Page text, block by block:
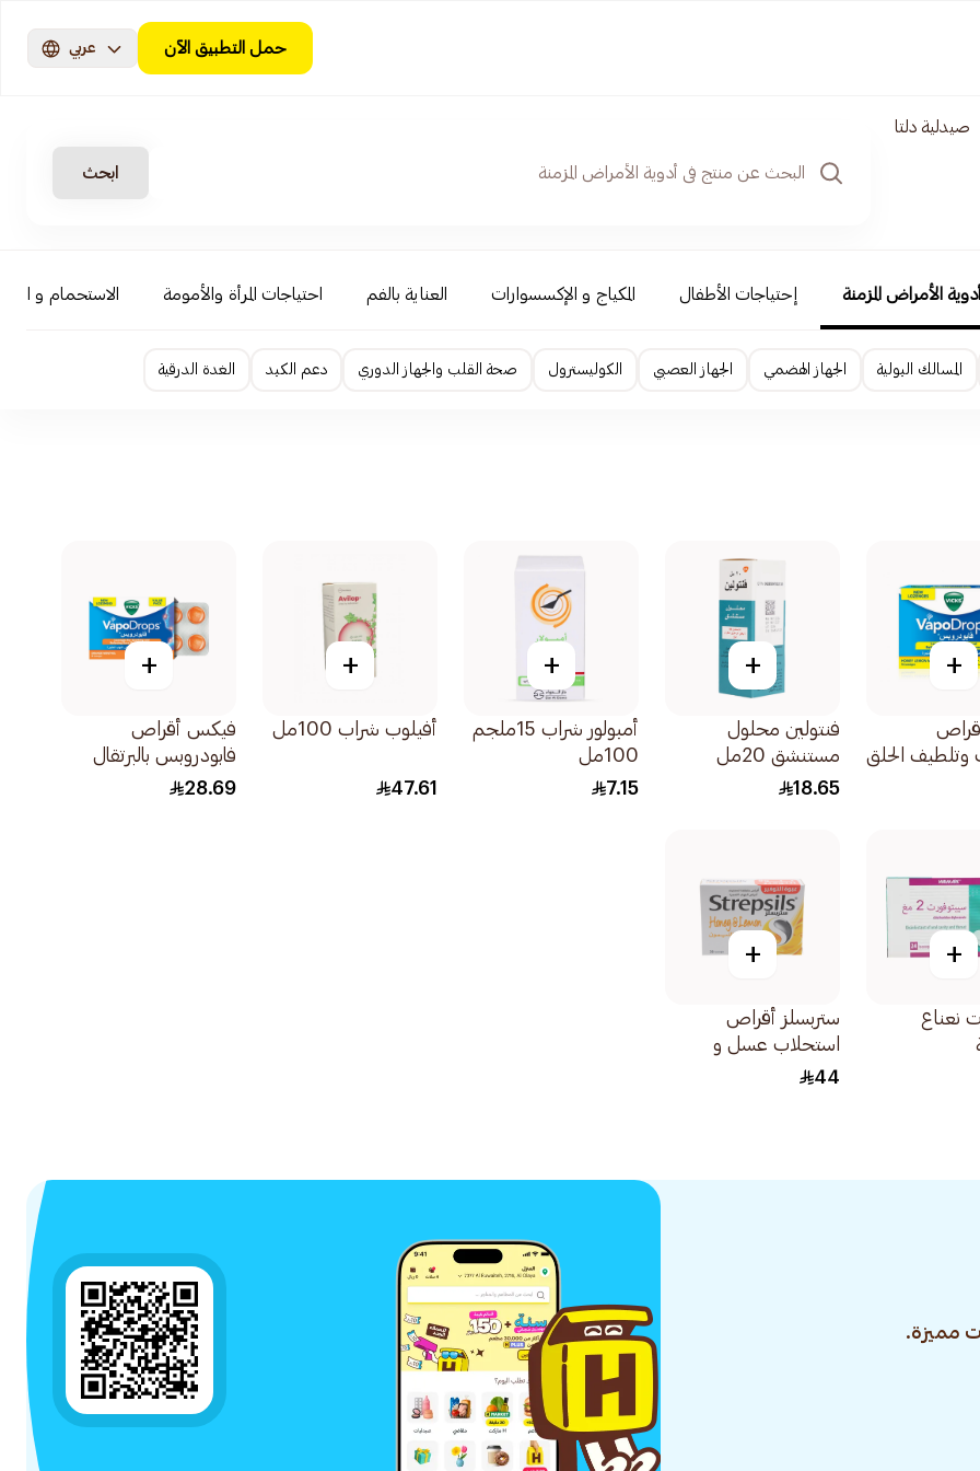
حمل التطبيق الآن عربي
صيدلية دلتا
ابحث
أدوية الأمراض المزمنة إحتياجات الأطفال المكياج و الإكسسوارات العناية بالفم احتياجات المرأة والأمومة الاستحمام و السبا
المسالك البولية الجهاز الهضمي الجهاز العصبي الكوليسترول صحة القلب والجهاز الدوري دعم الكبد الغدة الدرقية
+
وتلطيف الحلق
الليمون
+
فنتولين محلول
مستنشق 20مل
18.65
+
أمبولور شراب 15ملجم
100مل
7.15
+
أفيلوب شراب 100مل
47.61
+
فيكس أقراص
فابودروبس بالبرتقال
36قرص
28.69
+
نعناع
+
ستربسلز أقراص
استحلاب عسل و
ليمون 36قطعة
44
مميزة.